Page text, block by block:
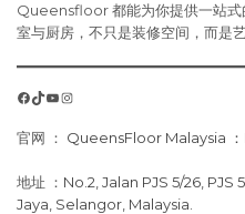
Queensfloor 都能为你提供一站式
室与厨房，不只是装修空间，而是
Facebook
TikTok
YouTube
Instagram
官网 ： QueensFloor Malaysia
地址 ： No.2, Jalan PJS 5/26,
Jaya, Selangor, Malaysia.